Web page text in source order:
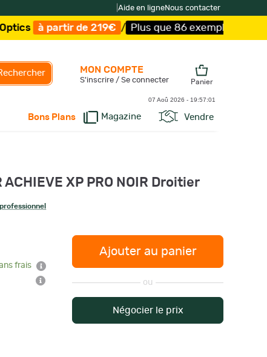
Aide en ligneNous contacter
de 219€ / Plus que 86 exemplaires ! /Livraison
Bons Plans Magazine Vendre
MON COMPTE
S'inscrire / Se connecter Panier
07 Aoû 2026 - 19:57:02
ACHIEVE XP PRO NOIR Droitier
frais
Ajouter au panier
ou
Négocier le prix